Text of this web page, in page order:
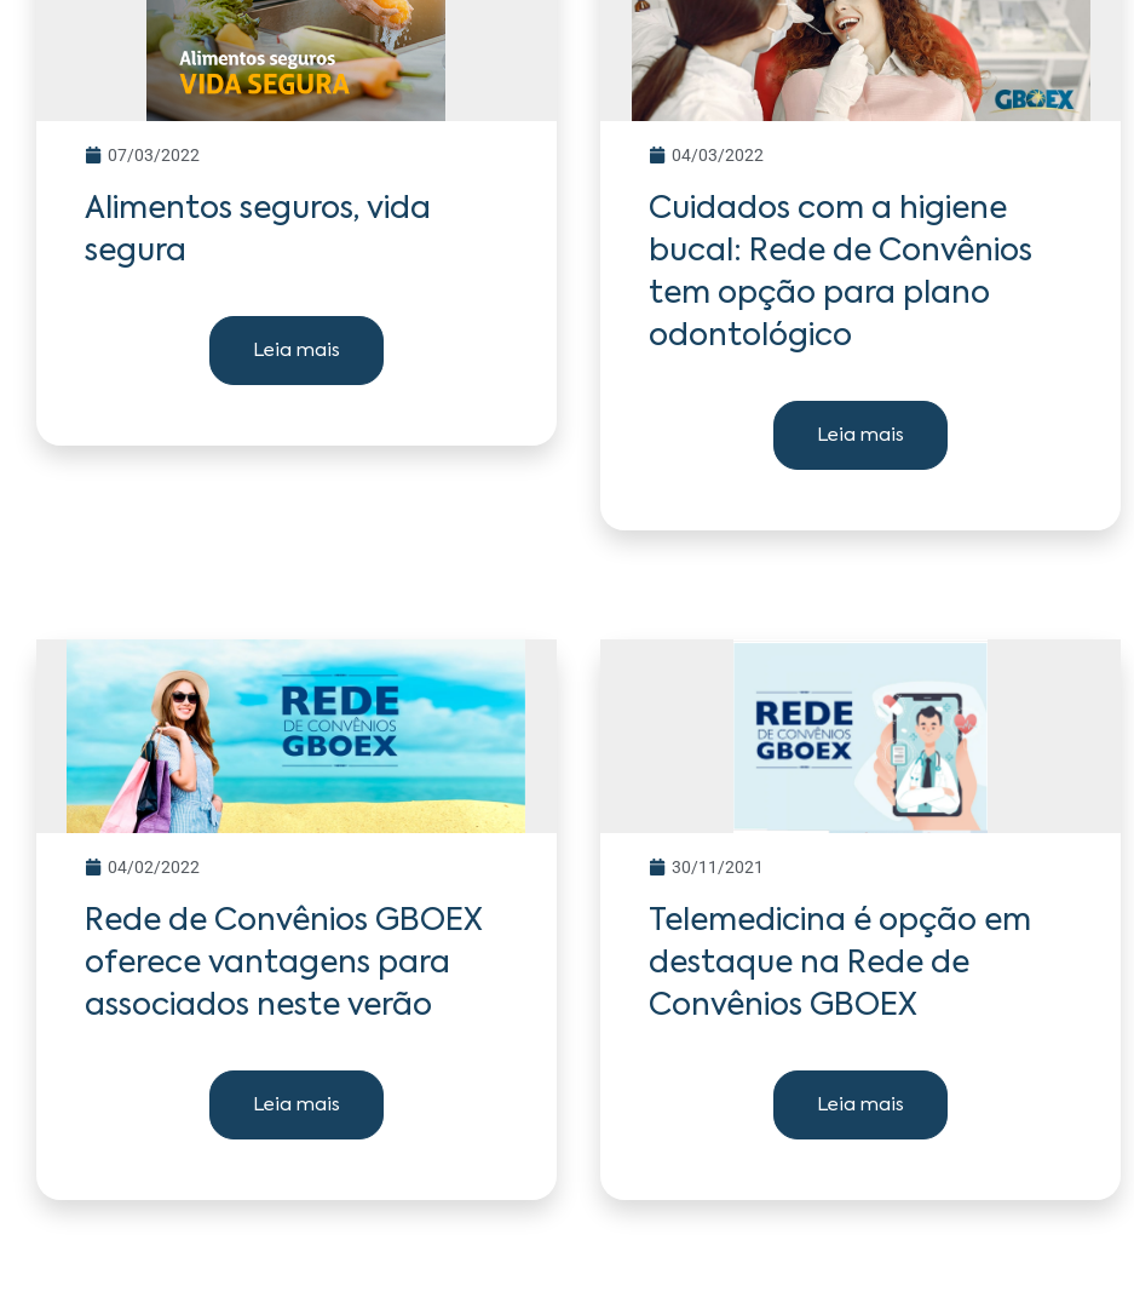
07/03/2022
Alimentos seguros, vida
segura
Leia mais
04/03/2022
Cuidados com a higiene
bucal: Rede de Convênios
tem opção para plano
odontológico
Leia mais
04/02/2022
Rede de Convênios GBOEX
oferece vantagens para
associados neste verão
Leia mais
30/11/2021
Telemedicina é opção em
destaque na Rede de
Convênios GBOEX
Leia mais